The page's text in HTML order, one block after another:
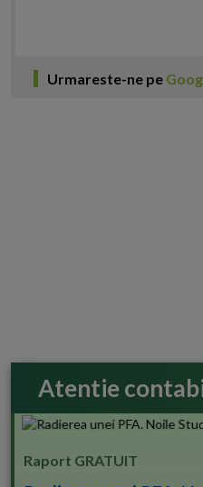
Urmareste-ne pe
Atentie
Raport GRATUIT